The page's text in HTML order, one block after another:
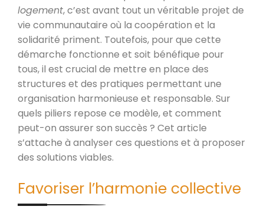
logement, c’est avant tout un véritable projet de
vie communautaire où la coopération et la
solidarité priment. Toutefois, pour que cette
démarche fonctionne et soit bénéfique pour
tous, il est crucial de mettre en place des
structures et des pratiques permettant une
organisation harmonieuse et responsable. Sur
quels piliers repose ce modèle, et comment
peut-on assurer son succès ? Cet article
s’attache à analyser ces questions et à proposer
des solutions viables.
Favoriser l’harmonie collective